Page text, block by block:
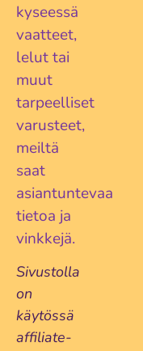
kyseessä
vaatteet,
lelut tai
muut
tarpeelliset
varusteet,
meiltä
saat
asiantuntevaa
tietoa ja
vinkkejä.
Sivustolla
on
käytössä
affiliate-